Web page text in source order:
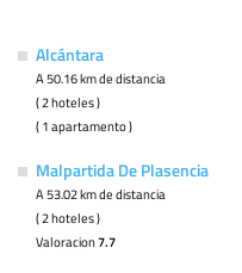
Alcántara
A 50.16 km de distancia
( 2 hoteles )
( 1 apartamento )
Malpartida De Plasencia
A 53.02 km de distancia
( 2 hoteles )
Valoracion7.7